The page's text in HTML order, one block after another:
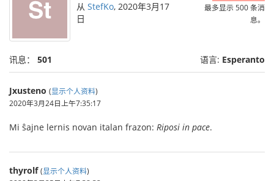
最多显示 500 条消
息。
从 StefKo, 2020年3月17
日
讯息： 501 语言: Esperanto
Jxusteno (显示个人资料)
2020年3月24日上午7:35:17
Mi ŝajne lernis novan italan frazon: Riposi in pace.
thyrolf (显示个人资料)